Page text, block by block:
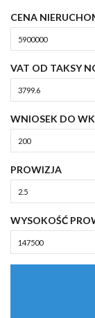
CENA
VAT OD TAKSY
WNIOSEK DO
PROWIZJA
WYSOKOŚĆ